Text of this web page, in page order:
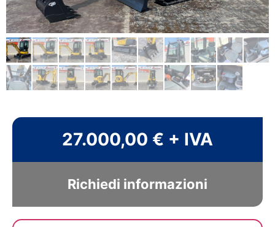
27.000,00 € + IVA
Richiedi informazioni